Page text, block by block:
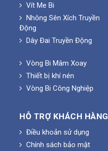
Vít Me Bi
Nhông Sên Xích Truyền
Động
Dây Đai Truyền Động
Vòng Bi Mâm Xoay
Thiết bị khí nén
Vòng Bi Công Nghiệp
HỖ TRỢ KHÁCH HÀNG
Điều khoản sử dụng
Chính sách bảo mật